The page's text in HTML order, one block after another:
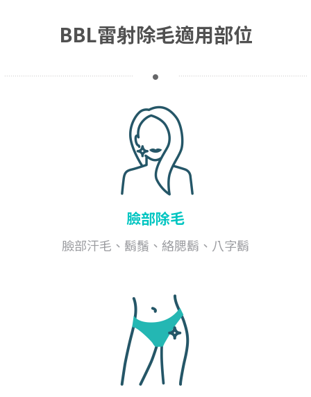
BBL雷射除毛適用部位
臉部除毛
臉部汗毛、鬍鬚、絡腮鬍、八字鬍